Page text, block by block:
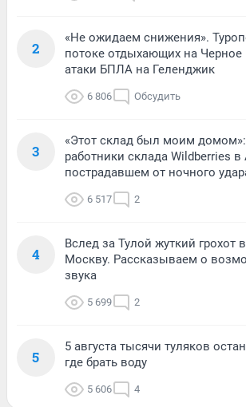
2
«Не ожидаем снижения».
потоке отдыхающих на
атаки БПЛА на Геленджик
6 806 Обсудить
3
«Этот склад был моим домом»:
работники склада Wildberries в
пострадавшем от ночного
6 517 2
4
Вслед за Тулой жуткий грохот
Москву. Рассказываем о
звука
5 699 2
5
5 августа тысячи туляков
где брать воду
5 606 4